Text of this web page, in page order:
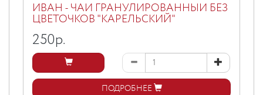
ИВАН - ЧАЙ ГРАНУЛИРОВАННЫЙ БЕЗ
ЦВЕТОЧКОВ "КАРЕЛЬСКИЙ"
250р.
ПОДРОБНЕЕ